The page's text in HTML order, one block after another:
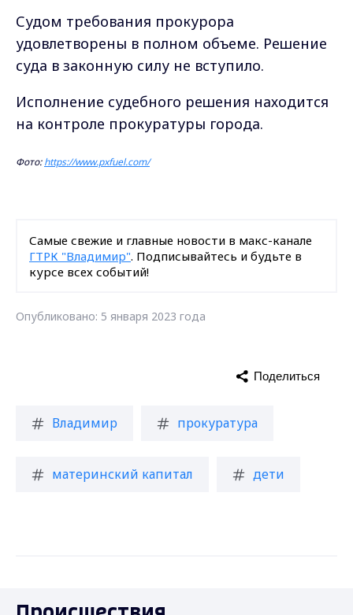
Судом требования прокурора
удовлетворены в полном объеме. Решение
суда в законную силу не вступило.
Исполнение судебного решения находится
на контроле прокуратуры города.
Фото:https://www.pxfuel.com/
Самые свежие и главные новости в макс-канале
ГТРК "Владимир". Подписывайтесь и будьте в
курсе всех событий!
Опубликовано: 5 января 2023 года
Владимир прокуратура
материнский капитал дети
Поделиться